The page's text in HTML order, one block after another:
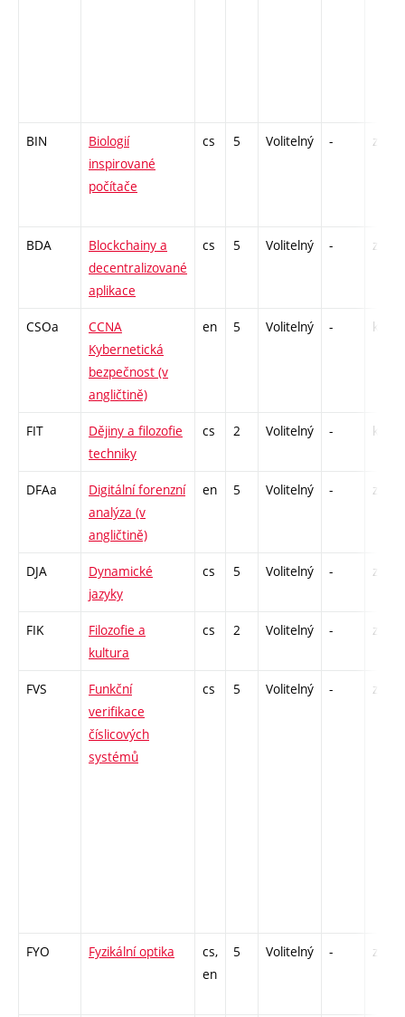
BIN
Biologií
inspirované
počítače
cs 5 Volitelný - zk
BDA
Blockchainy a
decentralizované
aplikace
cs 5 Volitelný - zá,zk
CSOa
CCNA
Kybernetická
bezpečnost (v
angličtině)
en 5 Volitelný - kl
FIT
Dějiny a filozofie
techniky
cs 2 Volitelný - kl
DFAa
Digitální forenzní
analýza (v
angličtině)
en 5 Volitelný - zk
DJA
Dynamické
jazyky
cs 5 Volitelný - zk
FIK
Filozofie a
kultura
cs 2 Volitelný - zá
FVS
Funkční
verifikace
číslicových
systémů
cs 5 Volitelný - zk
FYO Fyzikální optika
cs,
en
5 Volitelný - zk